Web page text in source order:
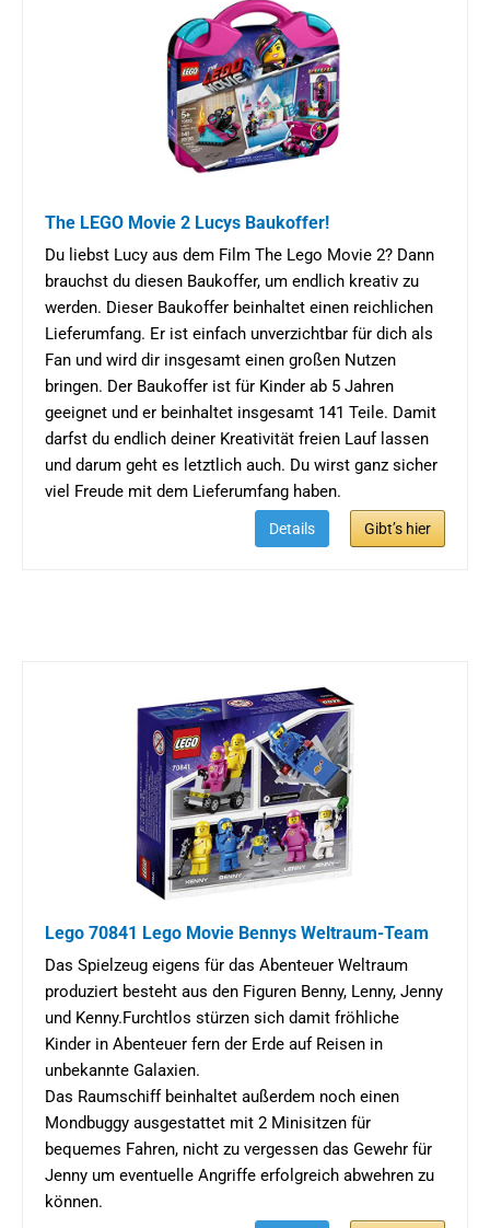
The LEGO Movie 2 Lucys Baukoffer!
Du liebst Lucy aus dem Film The Lego Movie 2? Dann
brauchst du diesen Baukoffer, um endlich kreativ zu
werden. Dieser Baukoffer beinhaltet einen reichlichen
Lieferumfang. Er ist einfach unverzichtbar für dich als
Fan und wird dir insgesamt einen großen Nutzen
bringen. Der Baukoffer ist für Kinder ab 5 Jahren
geeignet und er beinhaltet insgesamt 141 Teile. Damit
darfst du endlich deiner Kreativität freien Lauf lassen
und darum geht es letztlich auch. Du wirst ganz sicher
viel Freude mit dem Lieferumfang haben.
Details Gibt’s hier
Lego 70841 Lego Movie Bennys Weltraum-Team
Das Spielzeug eigens für das Abenteuer Weltraum
produziert besteht aus den Figuren Benny, Lenny, Jenny
und Kenny.Furchtlos stürzen sich damit fröhliche
Kinder in Abenteuer fern der Erde auf Reisen in
unbekannte Galaxien.
Das Raumschiff beinhaltet außerdem noch einen
Mondbuggy ausgestattet mit 2 Minisitzen für
bequemes Fahren, nicht zu vergessen das Gewehr für
Jenny um eventuelle Angriffe erfolgreich abwehren zu
können.